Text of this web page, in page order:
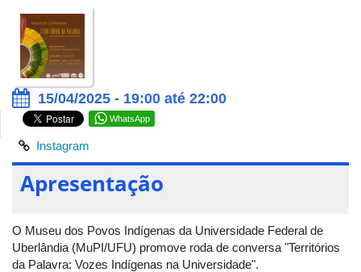
15/04/2025 - 19:00 até 22:00
WhatsApp
Instagram
Apresentação
O Museu dos Povos Indígenas da Universidade Federal de
Uberlândia (MuPI/UFU) promove roda de conversa "Territórios
da Palavra: Vozes Indígenas na Universidade".